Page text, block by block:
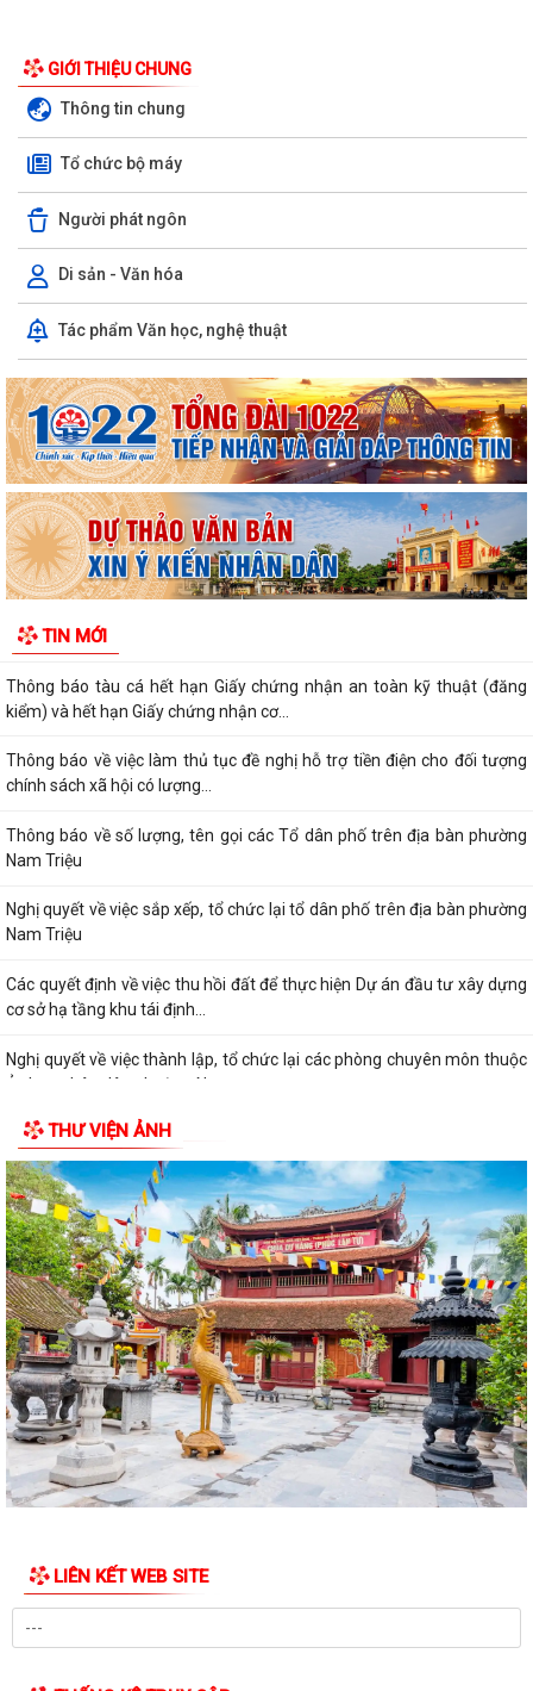
GIỚI THIỆU CHUNG
Thông tin chung
Tổ chức bộ máy
Người phát ngôn
Di sản - Văn hóa
Tác phẩm Văn học, nghệ thuật
TIN MỚI
ẩm thực số Hải Phòng
Xây dựng Bản đồ Ẩm thực số Hải Phòng và mở rộng mô hình chuyển
đổi số, thanh toán không dùng tiền...
Kế hoạch triển khai công tác làm sạch, chuẩn hóa dữ liệu đăng ký hộ
kinh doanh, Hợp tác xã năm 2026
PHƯỜNG NAM TRIỆU TÍCH CỰC TUYÊN TRUYỀN HƯỚNG DẪN NÔNG
DÂN PHÒNG CHỐNG NẮNG NÓNG CHO THỦY SẢN NUÔI
Ủy ban nhân dân thành phố trong...
Thông báo tàu cá hết hạn Giấy chứng nhận an toàn kỹ thuật (đăng
kiểm) và hết hạn Giấy chứng nhận cơ...
Thông báo về việc làm thủ tục đề nghị hỗ trợ tiền điện cho đối tượng
chính sách xã hội có lượng...
Thông báo về số lượng, tên gọi các Tổ dân phố trên địa bàn phường
Nam Triệu
Nghị quyết về việc sắp xếp, tổ chức lại tổ dân phố trên địa bàn phường
Nam Triệu
Các quyết định về việc thu hồi đất để thực hiện Dự án đầu tư xây dựng
cơ sở hạ tầng khu tái định...
Nghị quyết về việc thành lập, tổ chức lại các phòng chuyên môn thuộc
Ủy ban nhân dân phường Nam...
Điện lực Thủy Nguyên triển khai thanh toán tiền điện không dùng tiền
mặt trên địa bàn Điện lực Thủy...
Đề nghị hỗ trợ giới thiệu nguồn hiện vật và kết nối thân nhân liệt sĩ, cựu
chiến binh phục vụ cuộc...
Quyết định về việc phê duyệt giá đất cụ thể; phương án bồi thường bồi
thường, hỗ trợ, tái định cư...
Quyết định về việc thu hồi đất để thực hiện Dự án đầu tư xây dựng cơ
sở hạ tầng khu tái định cư tại...
Quyết định về việc thu hồi đất để thực hiện Dự án đầu tư xây dựng cơ
sở hạ tầng khu tái định cư tại...
Quyết định về việc thu hồi đất để thực hiện Dự án đầu tư xây dựng cơ
Thông báo tuyển dụng người lao động đi làm việc tại Đài Loan theo
hình thức tuyển mộ trực tiếp
Triệu quy định nội dung chi, mức chi...
THƯ VIỆN ẢNH
LIÊN KẾT WEB SITE